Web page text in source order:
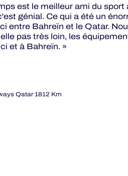
est le meilleur ami du
génial. Ce qui a été un
entre Bahreïn et le Qatar.
pas très loin, les
et à Bahreïn. »
Qatar 1812 Km